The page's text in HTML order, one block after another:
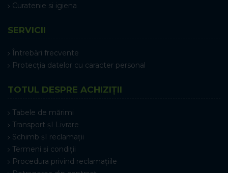
Curatenie si igiena
SERVICII
Întrebări frecvente
Protecția datelor cu caracter personal
TOTUL DESPRE ACHIZIȚII
Tabele de mărimi
Transport șI Livrare
Schimb șI reclamații
Termeni și condiții
Procedura privind reclamațiile